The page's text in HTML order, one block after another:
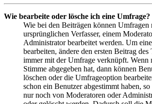
Wie bearbeite oder lösche ich eine Umfrage?
Wie bei den Beiträgen können Umfragen
ursprünglichen Verfasser, einem
Administrator bearbeitet werden. Um
bearbeiten, ändere den ersten Beitrag des
immer mit der Umfrage verknüpft. Wenn
Stimme abgegeben hat, dann können
löschen oder die Umfrageoption
schon ein Benutzer abgestimmt haben,
nur noch von Moderatoren oder